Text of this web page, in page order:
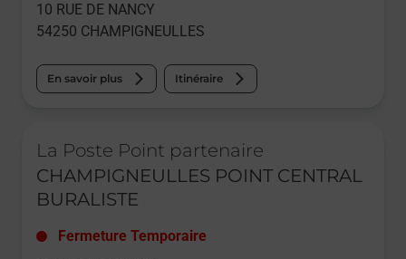
10 RUE DE NANCY
54250 CHAMPIGNEULLES
En savoir plus Itinéraire
La Poste Point partenaire
CHAMPIGNEULLES POINT CENTRAL
BURALISTE
Fermeture Temporaire